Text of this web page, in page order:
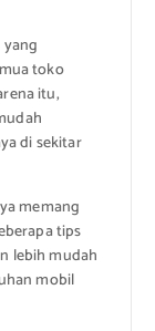
toko
itu,
di sekitar
memang
tips
lebih mudah
mobil